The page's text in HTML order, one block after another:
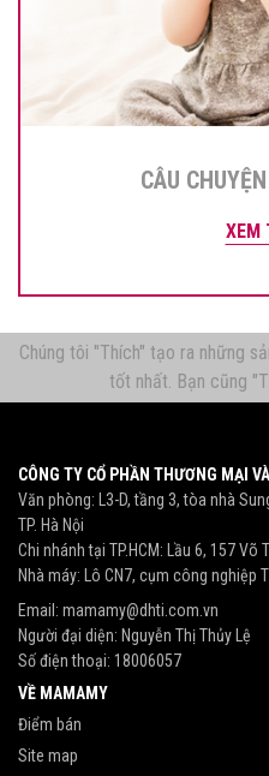
CÂU
XEM
Chúng tôi "Thích" tạo ra những
tốt nhất. Bạn cũng
CÔNG TY CỔ PHẦN THƯƠNG MẠI
Văn phòng: L3-D, tầng 3, tòa nhà
TP. Hà Nội
Chi nhánh tại TP.HCM: Lầu 6, 157 Võ
Nhà máy: Lô CN7, cụm công nghiệp
Email: mamamy@dhti.com.vn
Người đại diện: Nguyễn Thị Thủy Lệ
Số điện thoại: 18006057
VỀ MAMAMY
Điểm bán
Site map